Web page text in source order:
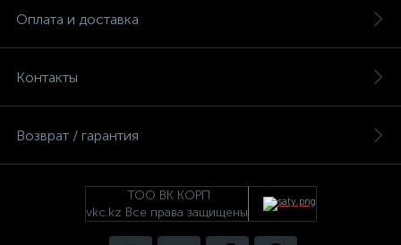
Оплата и доставка
Контакты
Возврат / гарантия
ТОО ВК КОРП
vkc.kz Все права защищены